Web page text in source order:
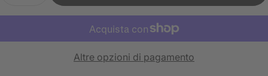
Altre opzioni di pagamento